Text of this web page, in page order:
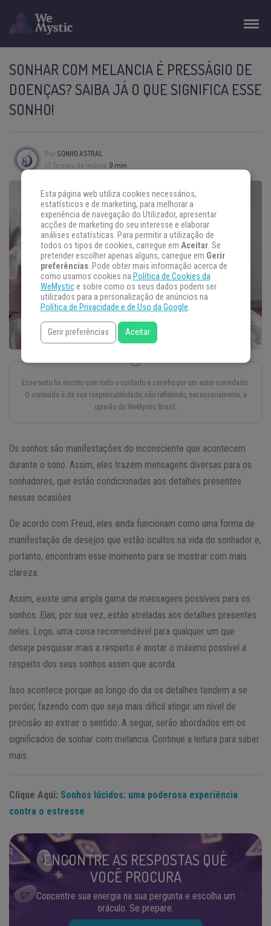
SONHAR COM MELANCIA É PRESSÁGIO DE
DOENÇAS? SAIBA JÁ O QUE SIGNIFICA ESSE
SONHO!
Por SONHO ASTRAL
Tempo de leitura: 9 min
Esse texto foi escrito com todo o cuidado e carinho por um autor convidado.
O conteúdo é da sua responsabilidade, não refletindo, necessariamente, a
opinião do WeMystic Brasil.
Os sonhos são manifestações do inconsciente que acontecem
durante o sono. Assim, eles trazem mensagens diversas para os
sonhadores, que estão condicionadas aos detalhes presentes
nessas ocasiões
De acordo com Freud, eles ainda funcionam como uma forma de
manifestação de desejos que estão ocultos na vida do sonhador e,
portanto, encontram esse momento para se mostrar com mais
clareza.
Assim, existe uma ampla gama de mensagens possíveis para os
sonhos. Elas, por sua vez, estão atreladas aos detalhes presentes
neles. Logo, uma coisa recomendável para qualquer um que
deseja pesquisar mais a respeito é anotar o máximo possível a
respeito dos seus sonhos assim que acorda.
Isso acontece porque ao longo do dia os detalhes tendem a se
perder, fazendo com que seja mais difícil atingir um nível de
precisão ao extrair o sentido. A seguir, serão abordados em os
significados de sonhar com melancia. Continue a leitura para saber
mais.
Clique Aqui: Sonhos lúcidos: uma poderosa experiência
contra o estresse
ENCONTRE AS RESPOSTAS QUE
VOCÊ PROCURA
Concentre sua energia na sua pergunta e escolha um
oráculo. Se prepare.
Esta página web utiliza cookies necessários,
estatísticos e de marketing, para melhorar a
experiência de navegação do Utilizador, apresentar
acções de marketing do seu interesse e elaborar
análises estatísticas. Para permitir a utilização de
todos os tipos de cookies, carregue em Aceitar. Se
pretender escolher apenas alguns, carregue em Gerir
preferências. Pode obter mais informação acerca de
como usamos cookies na Política de Cookies da
WeMystice sobre como os seus dados podem ser
utilizados para a personalização de anúncios na
Política de Privacidade e de Uso da Google.
Gerir preferências Aceitar